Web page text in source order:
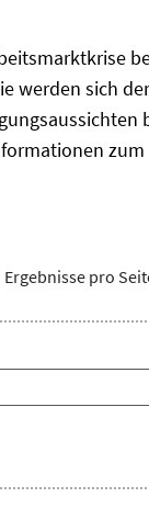
werden sich der
zum
Ergebnisse pro